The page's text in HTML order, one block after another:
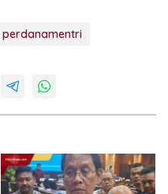
perdanamentri